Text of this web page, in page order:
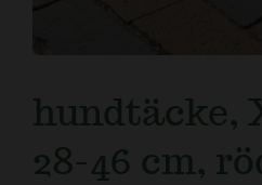
hundtäcke,
28-46 cm,